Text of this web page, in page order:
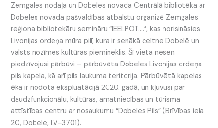
Zemgales nodaļa un Dobeles novada Centrālā bibliotēka ar
Dobeles novada pašvaldības atbalstu organizē Zemgales
reģiona bibliotekāru semināru “IEELPOT….”, kas norisināsies
Livonijas ordeņa mūra pilī, kura ir senākā celtne Dobelē un
valsts nozīmes kultūras piemineklis. Šī vieta nesen
piedzīvojusi pārbūvi – pārbūvēta Dobeles Livonijas ordeņa
pils kapela, kā arī pils laukuma teritorija. Pārbūvētā kapelas
ēka ir nodota ekspluatācijā 2020. gadā, un kļuvusi par
daudzfunkcionālu, kultūras, amatniecības un tūrisma
attīstības centru ar nosaukumu “Dobeles Pils” (Brīvības iela
2C, Dobele, LV-3701).